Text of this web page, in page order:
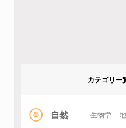
カテゴリー
自然 生物学